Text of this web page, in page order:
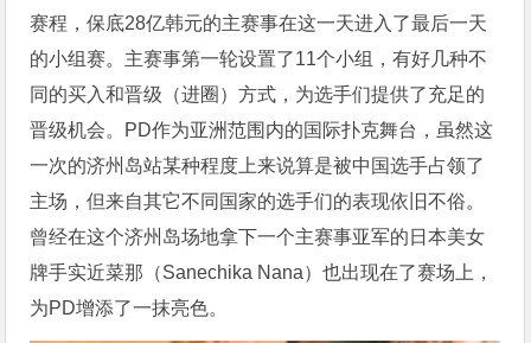
赛程，保底28亿韩元的主赛事在这一天进入了最后一天
的小组赛。主赛事第一轮设置了11个小组，有好几种不
同的买入和晋级（进圈）方式，为选手们提供了充足的
晋级机会。PD作为亚洲范围内的国际扑克舞台，虽然这
一次的济州岛站某种程度上来说算是被中国选手占领了
主场，但来自其它不同国家的选手们的表现依旧不俗。
曾经在这个济州岛场地拿下一个主赛事亚军的日本美女
牌手实近菜那（Sanechika Nana）也出现在了赛场上，
为PD增添了一抹亮色。